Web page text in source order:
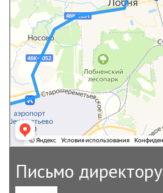
Письмо директору